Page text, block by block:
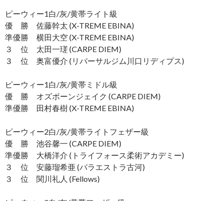
ピーウィー1白/灰/黄帯ライト級
優 勝 佐藤幹太 (X-TREME EBINA)
準優勝 横田大空 (X-TREME EBINA)
３ 位 太田一瑳 (CARPE DIEM)
３ 位 奥富優介 (リバーサルジム川口リディプス)
ピーウィー1白/灰/黄帯ミドル級
優 勝 オズボーンジェイク (CARPE DIEM)
準優勝 田村春樹 (X-TREME EBINA)
ピーウィー2白/灰/黄帯ライトフェザー級
優 勝 池谷馨一 (CARPE DIEM)
準優勝 大橋洋介 (トライフォース柔術アカデミー)
３ 位 安藤瑠希亜 (パラエストラ古河)
３ 位 関川礼人 (Fellows)